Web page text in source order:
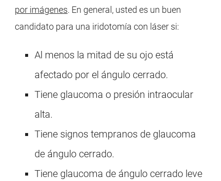
por imágenes. En general, usted es un buen
candidato para una iridotomía con láser si:
Al menos la mitad de su ojo está
afectado por el ángulo cerrado.
Tiene glaucoma o presión intraocular
alta.
Tiene signos tempranos de glaucoma
de ángulo cerrado.
Tiene glaucoma de ángulo cerrado leve